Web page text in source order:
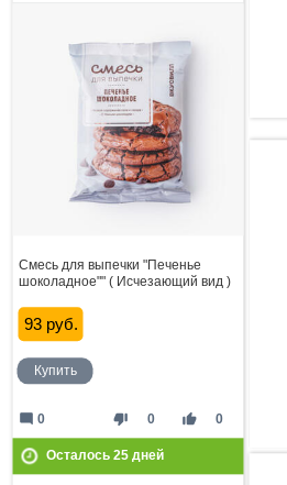
Смесь для выпечки "Печенье
шоколадное"" ( Исчезающий вид )
93 руб.
Купить
thumb_down 0 thumb_up 0
mode_comment 0
Осталось 25дней